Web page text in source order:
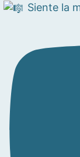
Siente la